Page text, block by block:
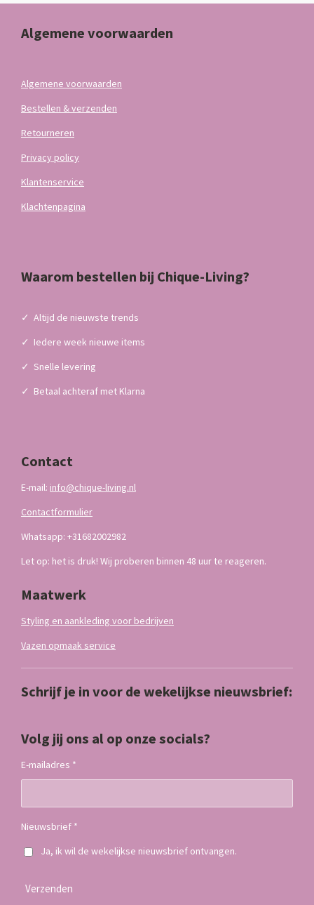
Algemene voorwaarden
Algemene voorwaarden
Bestellen & verzenden
Retourneren
Privacy policy
Klantenservice
Klachtenpagina
Waarom bestellen bij Chique-Living?
✓ Altijd de nieuwste trends
✓ Iedere week nieuwe items
✓ Snelle levering
✓ Betaal achteraf met Klarna
Contact
E-mail: info@chique-living.nl
Contactformulier
Whatsapp: +31682002982
Let op: het is druk! Wij proberen binnen 48 uur te reageren.
Maatwerk
Styling en aankleding voor bedrijven
Vazen opmaak service
Schrijf je in voor de wekelijkse nieuwsbrief:
Volg jij ons al op onze socials?
E-mailadres *
Nieuwsbrief *
Ja, ik wil de wekelijkse nieuwsbrief ontvangen.
Verzenden